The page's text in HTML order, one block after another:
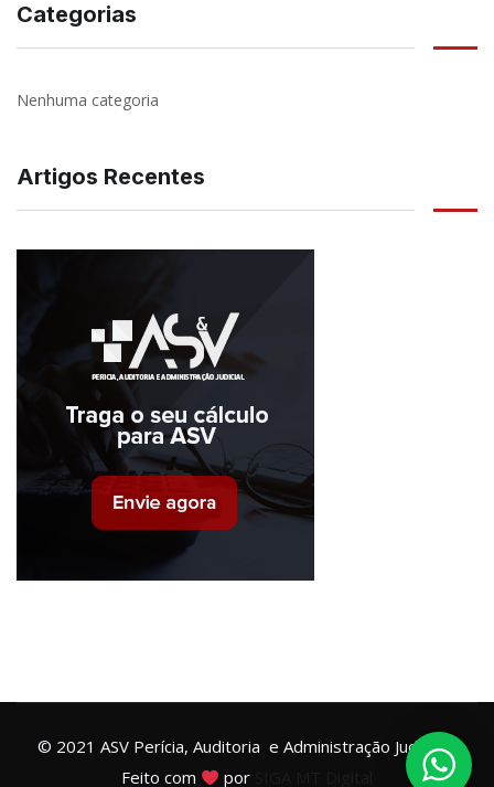
Categorias
Nenhuma categoria
Artigos Recentes
© 2021 ASV Perícia, Auditoria e Administração Judicial –
Feito com
por